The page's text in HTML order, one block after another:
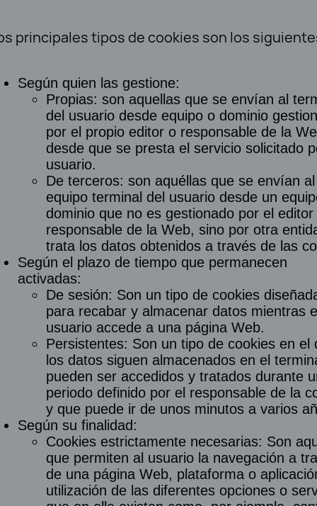
principales tipos de cookies son los
Según quien las gestione:
Propias: son aquellas que se envían al
del usuario desde equipo o dominio
por el propio editor o responsable de la
desde que se presta el servicio solicitado
usuario.
De terceros: son aquéllas que se envían al
equipo terminal del usuario desde un
dominio que no es gestionado por el editor
responsable de la Web, sino por otra
trata los datos obtenidos a través de las
Según el plazo de tiempo que permanecen
activadas:
De sesión: Son un tipo de cookies
para recabar y almacenar datos mientras
usuario accede a una página Web.
Persistentes: Son un tipo de cookies en el
los datos siguen almacenados en el
pueden ser accedidos y tratados durante
periodo definido por el responsable de la
y que puede ir de unos minutos a varios
Según su finalidad:
Cookies estrictamente necesarias: Son
que permiten al usuario la navegación a
de una página Web, plataforma o
utilización de las diferentes opciones o